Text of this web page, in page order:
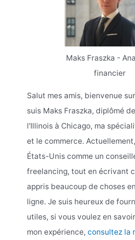
Maks Fraszka -
financier
Salut mes amis, bienvenue
suis Maks Fraszka, diplômé
l'Illinois à Chicago, ma
et le commerce.
États-Unis comme un
freelancing, tout en écrivant
appris beaucoup de choses
ligne. Je suis heureux de
utiles, si vous voulez en
mon expérience, consultez la